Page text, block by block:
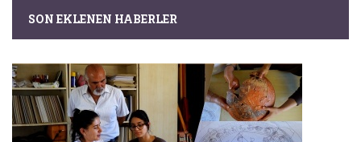
SON EKLENEN HABERLER